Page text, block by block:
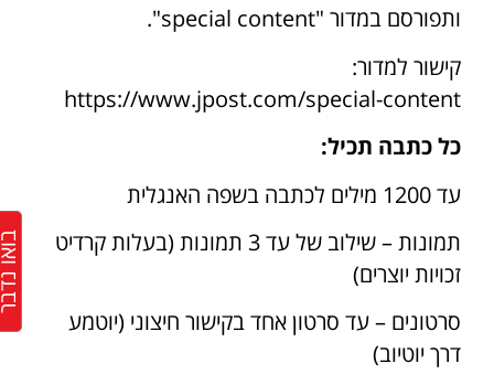
ותפורסם במדור "special content".
קישור למדור:
https://www.jpost.com/special-content
כל כתבה תכיל:
עד 1200 מילים לכתבה בשפה האנגלית
תמונות – שילוב של עד 3 תמונות (בעלות קרדיט
זכויות יוצרים)
סרטונים – עד סרטון אחד בקישור חיצוני (יוטמע
דרך יוטיוב)